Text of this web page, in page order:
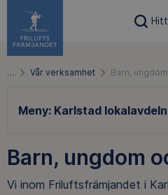
… Vår verksamhet Barn,
Meny: Karlstad
Barn, ungdom
Vi inom Friluftsfrämjandet i